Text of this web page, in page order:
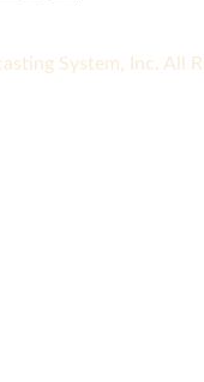
System, Inc. All